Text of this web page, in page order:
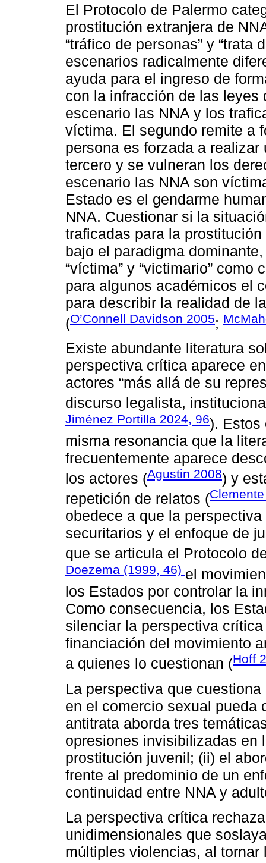
El Protocolo de Palermo
prostitución extranjera de
“tráfico de personas” y “trata
escenarios radicalmente
ayuda para el ingreso de
con la infracción de las leyes
escenario las NNA y los
víctima. El segundo remite a
persona es forzada a
tercero y se vulneran los
escenario las NNA son
Estado es el gendarme
NNA. Cuestionar si la
traficadas para la
bajo el paradigma
“víctima” y “victimario”
para algunos académicos el
para describir la realidad de
(O’Connell Davidson 2005;
Existe abundante literatura
perspectiva crítica aparece
actores “más allá de su
discurso legalista,
Jiménez Portilla 2024, 96). Estos
misma resonancia que la
frecuentemente aparece
los actores (Agustin 2008) y
repetición de relatos (
obedece a que la
securitarios y el enfoque de
que se articula el Protocolo
Doezema (1999, 46) el
los Estados por controlar la
Como consecuencia, los
silenciar la perspectiva
financiación del movimiento
a quienes lo cuestionan (Hoff
La perspectiva que
en el comercio sexual pueda
antitrata aborda tres
opresiones invisibilizadas en
prostitución juvenil; (ii) el
frente al predominio de un
continuidad entre NNA y
La perspectiva crítica
unidimensionales que
múltiples violencias, al